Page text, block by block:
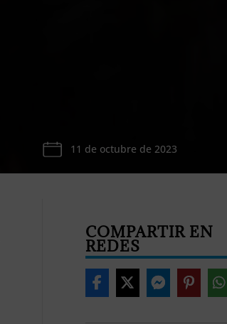
11 de octubre de 2023
COMPARTIR EN
REDES